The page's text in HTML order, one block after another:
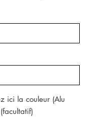
ici la couleur (Alu